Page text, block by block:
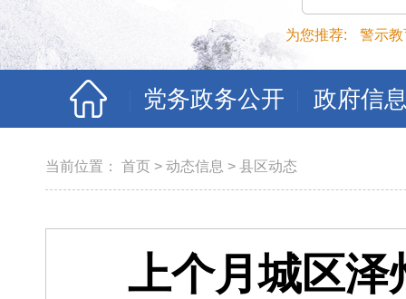
为您推荐: 警示教
党务政务公开 政府信
当前位置： 首页 > 动态信息 > 县区动态
上个月城区泽